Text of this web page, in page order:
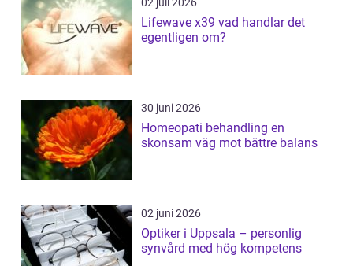
Lifewave x39 vad handlar det
egentligen om?
30 juni 2026
Homeopati behandling en
skonsam väg mot bättre balans
02 juni 2026
Optiker i Uppsala – personlig
synvård med hög kompetens